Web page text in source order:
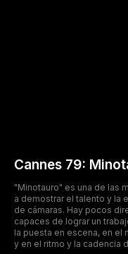
Cannes 79:
"Minotauro" es una de las
a demostrar el talento y la
de cámaras. Hay pocos
capaces de lograr un
la puesta en escena, en el
y en el ritmo y la cadencia